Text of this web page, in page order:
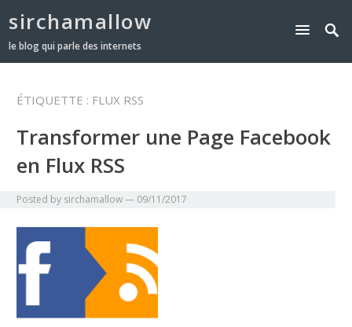
sirchamallow
le blog qui parle des internets
ÉTIQUETTE : FLUX RSS
Transformer une Page Facebook
en Flux RSS
Posted by sirchamallow— 09/11/2017